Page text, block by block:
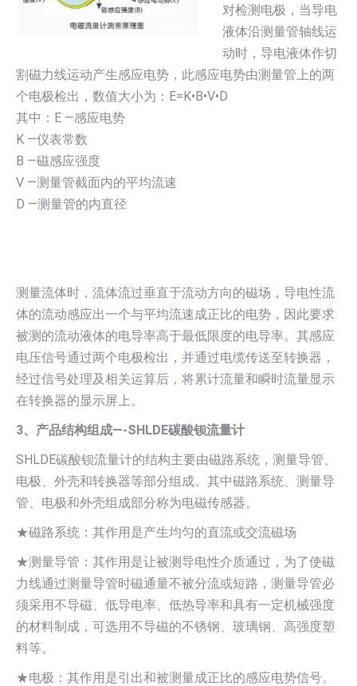
对检测电极，当导电
液体沿测量管轴线运
动时，导电液体作切
割磁力线运动产生感应电势，此感应电势由测量管上的两
个电极检出，数值大小为：E=K•B•V•D
其中：E —感应电势
K —仪表常数
B —磁感应强度
V —测量管截面内的平均流速
D —测量管的内直径
测量流体时，流体流过垂直于流动方向的磁场，导电性流
体的流动感应出一个与平均流速成正比的电势，因此要求
被测的流动液体的电导率高于最低限度的电导率。其感应
电压信号通过两个电极检出，并通过电缆传送至转换器，
经过信号处理及相关运算后，将累计流量和瞬时流量显示
在转换器的显示屏上。
3、产品结构组成—-SHLDE碳酸钡流量计
SHLDE碳酸钡流量计的结构主要由磁路系统，测量导管、
电极、外壳和转换器等部分组成。其中磁路系统、测量导
管、电极和外壳组成部分称为电磁传感器。
★磁路系统：其作用是产生均匀的直流或交流磁场
★测量导管：其作用是让被测导电性介质通过，为了使磁
力线通过测量导管时磁通量不被分流或短路，测量导管必
须采用不导磁、低导电率、低热导率和具有一定机械强度
的材料制成，可选用不导磁的不锈钢、玻璃钢、高强度塑
料等。
★电极：其作用是引出和被测量成正比的感应电势信号。